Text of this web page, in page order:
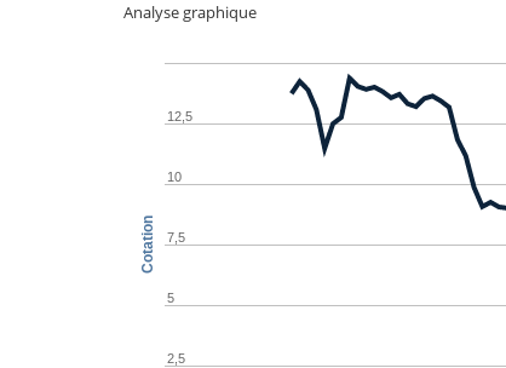
Analyse graphique
Cotation
2,5
5
7,5
10
12,5